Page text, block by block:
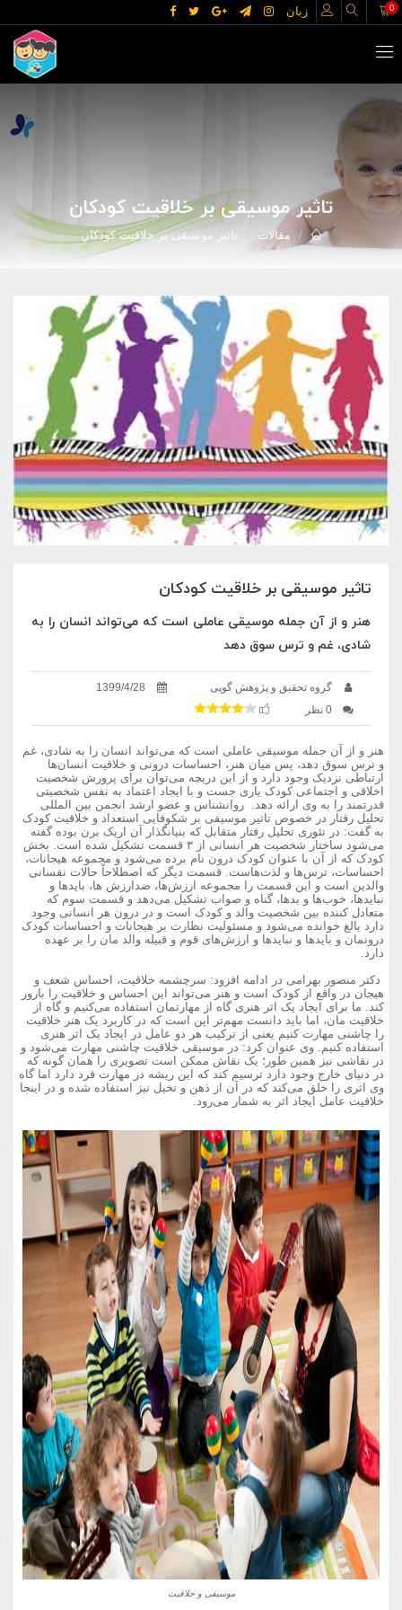
زبان 0
تاثیر موسیقی بر خلاقیت کودکان
مقالات تاثیر موسیقی بر خلاقیت کودکان
تاثیر موسیقی بر خلاقیت کودکان
هنر و از آن جمله موسیقی عاملی است که می‌تواند انسان را به
شادی، غم و ترس سوق دهد
گروه تحقیق و پژوهش گوپی
1399/4/28
0 نظر
هنر و از آن جمله موسیقی عاملی است که می‌تواند انسان را به شادی، غم
و ترس سوق دهد، پس میان هنر، احساسات درونی و خلاقیت انسان‌ها
ارتباطی نزدیک وجود دارد و از این دریچه می‌توان برای پرورش شخصیت
اخلاقی و اجتماعی کودک یاری جست و با ایجاد اعتماد به نفس شخصیتی
قدرتمند را به وی ارائه دهد. روانشناس و عضو ارشد انجمن بین المللی
تحلیل رفتار در خصوص تاثیر موسیقی بر شکوفایی استعداد و خلاقیت کودک
به گفت: در تئوری تحلیل رفتار متقابل که بنیانگذار آن اریک برن بوده گفته
می‌شود ساختار شخصیت هر انسانی از ۳ قسمت تشکیل شده است. بخش
کودک که از آن با عنوان کودک درون نام برده می‌شود و مجموعه هیجانات،
احساسات، ترس‌ها و لذت‌هاست. قسمت دیگر که اصطلاحاً حالات نفسانی
والدین است و این قسمت را مجموعه ارزش‌ها، ضدارزش ها، بایدها و
نبایدها، خوب‌ها و بدها، گناه و صواب تشکیل می‌دهد و قسمت سوم که
متعادل کننده بین شخصیت والد و کودک است و در درون هر انسانی وجود
دارد بالغ خوانده می‌شود و مسئولیت نظارت بر هیجانات و احساسات کودک
درونمان و بایدها و نبایدها و ارزش‌های قوم و قبیله والد مان را بر عهده
دارد.
دکتر منصور بهرامی در ادامه افزود: سرچشمه خلاقیت، احساس شعف و
هیجان در واقع از کودک است و هنر می‌تواند این احساس و خلاقیت را بارور
کند. ما برای ایجاد یک اثر هنری گاه از مهارتمان استفاده می‌کنیم و گاه از
خلاقیت مان، اما باید دانست مهم‌تر این است که در کاربرد یک هنر خلاقیت
را چاشنی مهارت کنیم یعنی از ترکیب هر دو عامل در ایجاد یک اثر هنری
استفاده کنیم. وی عنوان کرد: در موسیقی خلاقیت چاشنی مهارت می‌شود و
در نقاشی نیز همین طور؛ یک نقاش ممکن است تصویری را همان گونه که
در دنیای خارج وجود دارد ترسیم کند که این ریشه در مهارت فرد دارد اما گاه
وی اثری را خلق می‌کند که در آن از ذهن و تخیل نیز استفاده شده و در اینجا
خلاقیت عامل ایجاد اثر به شمار می‌رود.
موسیقی و خلاقیت